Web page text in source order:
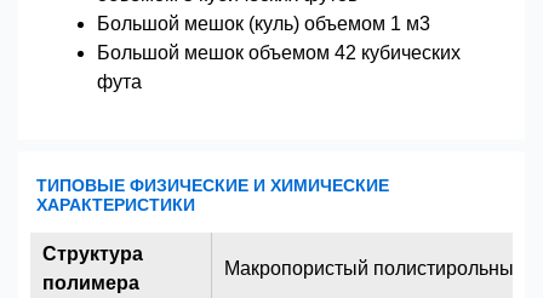
Большой мешок (куль) объемом 1 м3
Большой мешок объемом 42 кубических
фута
ТИПОВЫЕ ФИЗИЧЕСКИЕ И ХИМИЧЕСКИЕ
ХАРАКТЕРИСТИКИ
Макропористый полистирольный
Структура
полимера